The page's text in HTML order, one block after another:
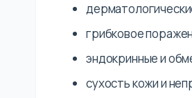
грибковое
эндокринные и
сухость кожи и